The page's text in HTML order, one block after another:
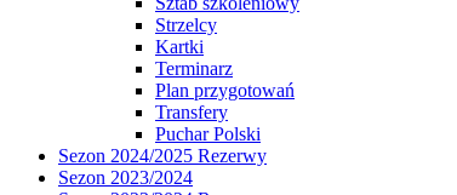
Strzelcy
Kartki
Terminarz
Plan przygotowań
Transfery
Puchar Polski
Sezon 2024/2025 Rezerwy
Sezon 2023/2024